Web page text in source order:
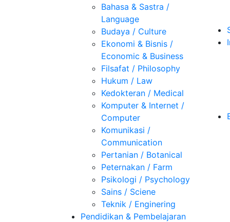
Bahasa & Sastra /
Language
Budaya / Culture
Ekonomi & Bisnis /
Economic & Business
Filsafat / Philosophy
Hukum / Law
Kedokteran / Medical
Komputer & Internet /
Computer
Komunikasi /
Communication
Pertanian / Botanical
Peternakan / Farm
Psikologi / Psychology
Sains / Sciene
Teknik / Enginering
Pendidikan & Pembelajaran